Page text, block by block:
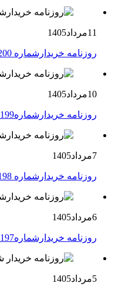
11مرداد1405
روزنامه خریدارشماره 2200
10مرداد1405
روزنامه خریدارشماره2199
7مرداد1405
روزنامه خریدارشماره 2198
6مرداد1405
روزنامه خریدارشماره2197
5مرداد1405